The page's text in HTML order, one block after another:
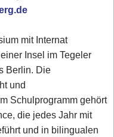
mit Internat
Insel im Tegeler
Berlin. Die
und
Schulprogramm gehört
die jedes Jahr mit
und in bilingualen